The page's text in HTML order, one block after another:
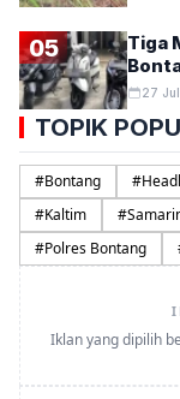
05
Tiga
27
TOPIK
#Bontang #
#Kaltim #
#Polres Bontang
Iklan yang dipilih